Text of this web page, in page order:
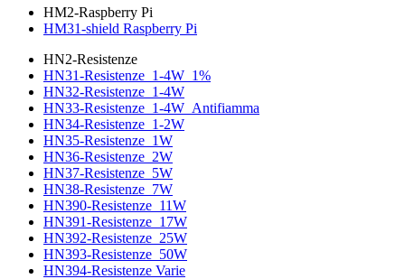
HM2-Raspberry Pi
HM31-shield Raspberry Pi
HN2-Resistenze
HN31-Resistenze_1-4W_1%
HN32-Resistenze_1-4W
HN33-Resistenze_1-4W_Antifiamma
HN34-Resistenze_1-2W
HN35-Resistenze_1W
HN36-Resistenze_2W
HN37-Resistenze_5W
HN38-Resistenze_7W
HN390-Resistenze_11W
HN391-Resistenze_17W
HN392-Resistenze_25W
HN393-Resistenze_50W
HN394-Resistenze Varie